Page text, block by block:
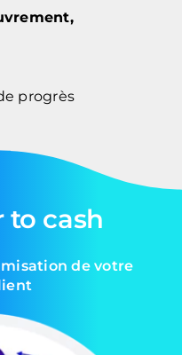
progrès
to cash
de votre